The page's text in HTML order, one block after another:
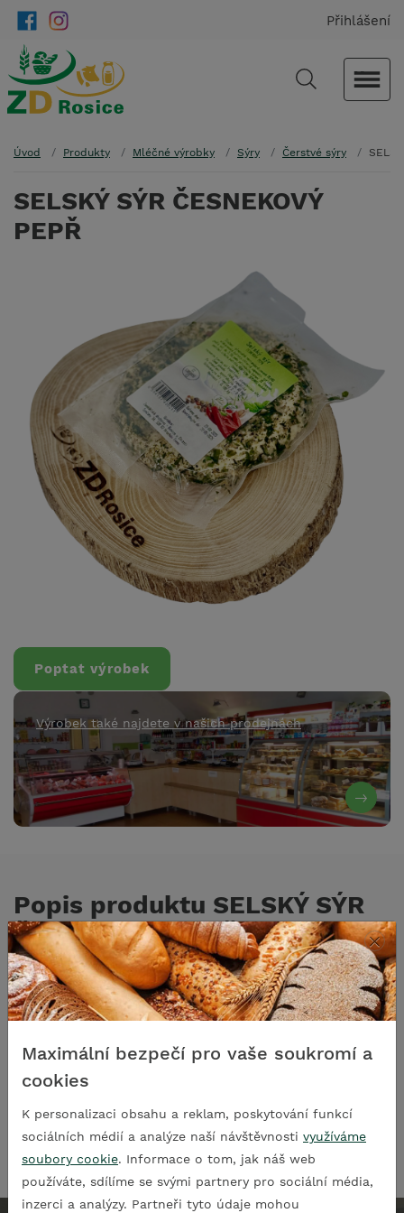
Přihlášení
Úvod Produkty Mléčné výrobky Sýry Čerstvé sýry
Výrobek také najdete v našich prodejnách
SELSKÝ SÝR ČESNEKOVÝ
PEPŘ
Poptat výrobek
Popis produktu SELSKÝ SÝR
ČESNEKOVÝ PEPŘ
Složení: plnotučné nestandardizovanémléko, mlékárenské
kultury, chlorid vápenatý, syřidlo, jedlá sůl do 2,5%, směs
přírodního koření 3% (česnek, petržel, cibule,
pažitka,
hořčičné semínko
, petržel, medvědí česnek,
Spotřebujte do data uvedeného na obale. Uchovejte při
teplotě 2-8°C. Po otevření spotřebujte do 48 hodin.
×
Maximální bezpečí pro vaše soukromí a
cookies
K personalizaci obsahu a reklam, poskytování funkcí
sociálních médií a analýze naší návštěvnosti využíváme
soubory cookie. Informace o tom, jak náš web
používáte, sdílíme se svými partnery pro sociální média,
inzerci a analýzy. Partneři tyto údaje mohou